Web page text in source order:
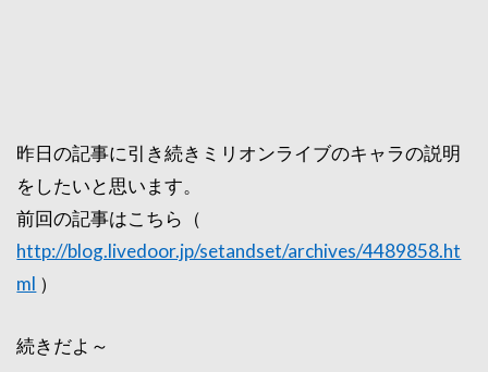
昨日の記事に引き続きミリオンライブのキャラの説明
をしたいと思います。
前回の記事はこちら（
http://blog.livedoor.jp/setandset/archives/4489858.ht
ml ）
続きだよ～